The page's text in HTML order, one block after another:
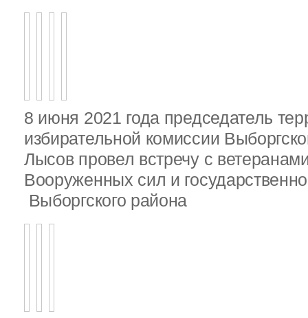
8 июня 2021 года председатель
избирательной комиссии
Лысов провел встречу с
Вооруженных сил и
Выборгского района